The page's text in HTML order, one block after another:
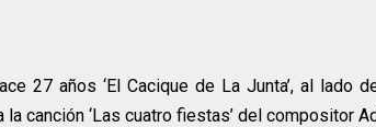
27 años ‘El Cacique de La Junta’, al lado
la canción ‘Las cuatro fiestas’ del compositor